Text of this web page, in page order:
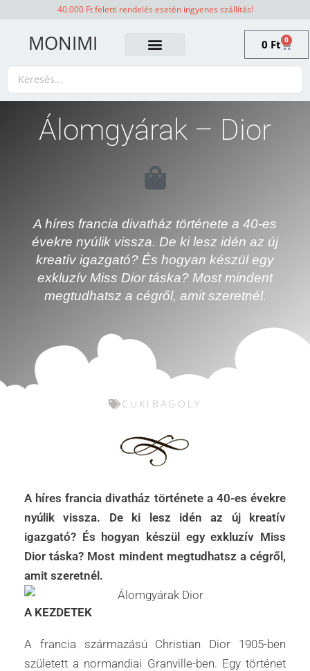
40.000 Ft feletti rendelés esetén ingyenes szállítás!
MONIMI 0 Ft 0
Álomgyárak – Dior
A híres francia divatház története a 40-es
évekre nyúlik vissza. De ki lesz idén az új
kreatív igazgató? És hogyan készül egy
exkluzív Miss Dior táska? Most mindent
megtudhatsz a cégről, amit szeretnél.
CUKIBAGOLY
A híres francia divatház története a 40-es évekre
nyúlik vissza. De ki lesz idén az új kreatív
igazgató? És hogyan készül egy exkluzív Miss
Dior táska? Most mindent megtudhatsz a cégről,
amit szeretnél.
A KEZDETEK
A francia származású Christian Dior 1905-ben
született a normandiai Granville-ben. Egy történet